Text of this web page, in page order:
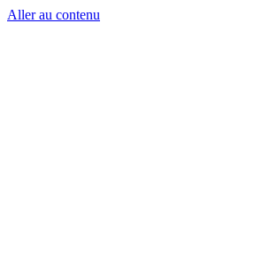
Aller au contenu